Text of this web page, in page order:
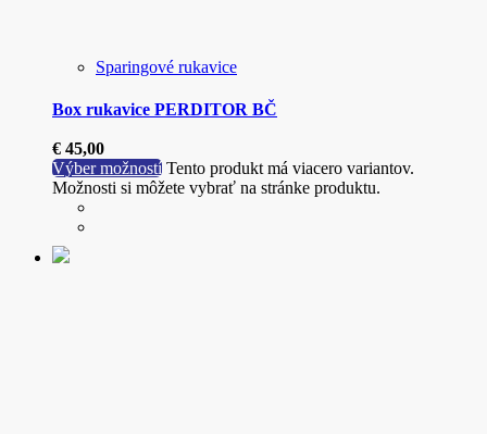
Sparingové rukavice
Box rukavice PERDITOR BČ
€ 45,00
Výber možností Tento produkt má viacero variantov.
Možnosti si môžete vybrať na stránke produktu.